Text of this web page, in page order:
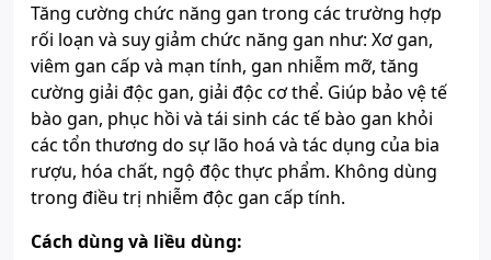
Tăng cường chức năng gan trong các trường hợp
rối loạn và suy giảm chức năng gan như: Xơ gan,
viêm gan cấp và mạn tính, gan nhiễm mỡ, tăng
cường giải độc gan, giải độc cơ thể. Giúp bảo vệ tế
bào gan, phục hồi và tái sinh các tế bào gan khỏi
các tổn thương do sự lão hoá và tác dụng của bia
rượu, hóa chất, ngộ độc thực phẩm. Không dùng
trong điều trị nhiễm độc gan cấp tính.
Cách dùng và liều dùng: